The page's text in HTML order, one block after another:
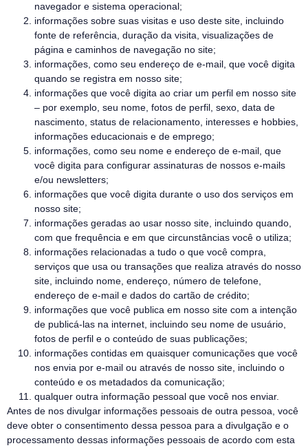
navegador e sistema operacional;
informações sobre suas visitas e uso deste site, incluindo
fonte de referência, duração da visita, visualizações de
página e caminhos de navegação no site;
informações, como seu endereço de e-mail, que você digita
quando se registra em nosso site;
informações que você digita ao criar um perfil em nosso site
– por exemplo, seu nome, fotos de perfil, sexo, data de
nascimento, status de relacionamento, interesses e hobbies,
informações educacionais e de emprego;
informações, como seu nome e endereço de e-mail, que
você digita para configurar assinaturas de nossos e-mails
e/ou newsletters;
informações que você digita durante o uso dos serviços em
nosso site;
informações geradas ao usar nosso site, incluindo quando,
com que frequência e em que circunstâncias você o utiliza;
informações relacionadas a tudo o que você compra,
serviços que usa ou transações que realiza através do nosso
site, incluindo nome, endereço, número de telefone,
endereço de e-mail e dados do cartão de crédito;
informações que você publica em nosso site com a intenção
de publicá-las na internet, incluindo seu nome de usuário,
fotos de perfil e o conteúdo de suas publicações;
informações contidas em quaisquer comunicações que você
nos envia por e-mail ou através de nosso site, incluindo o
conteúdo e os metadados da comunicação;
qualquer outra informação pessoal que você nos enviar.
Antes de nos divulgar informações pessoais de outra pessoa, você
deve obter o consentimento dessa pessoa para a divulgação e o
processamento dessas informações pessoais de acordo com esta